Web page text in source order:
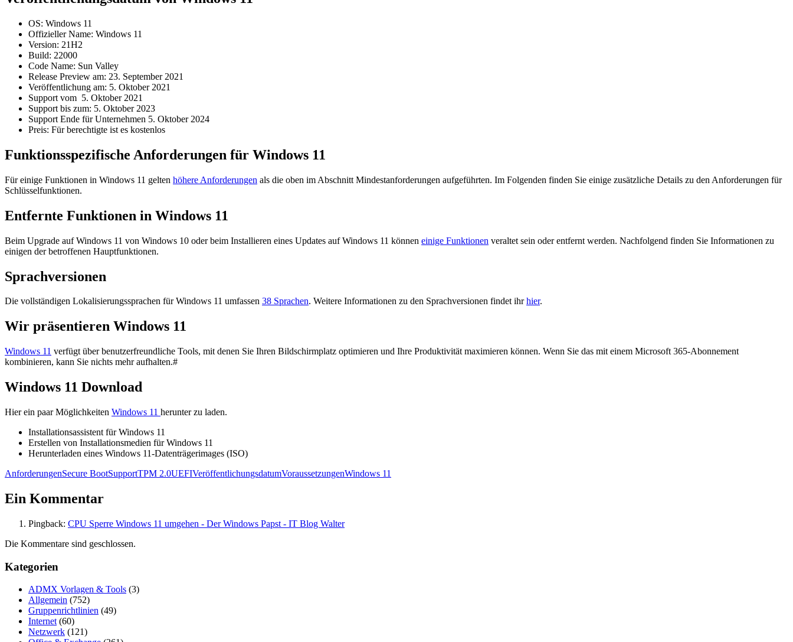
OS: Windows 11
Offizieller Name: Windows 11
Version: 21H2
Build: 22000
Code Name: Sun Valley
Release Preview am: 23. September 2021
Veröffentlichung am: 5. Oktober 2021
Support vom 5. Oktober 2021
Support bis zum: 5. Oktober 2023
Support Ende für Unternehmen 5. Oktober 2024
Preis: Für berechtigte ist es kostenlos
Funktionsspezifische Anforderungen für Windows 11
Für einige Funktionen in Windows 11 gelten höhere Anforderungen als die oben im Abschnitt Mindestanforderungen aufgeführten. Im Folgenden finden Sie einige zusätzliche Details zu den Anforderungen für
Schlüsselfunktionen.
Entfernte Funktionen in Windows 11
Beim Upgrade auf Windows 11 von Windows 10 oder beim Installieren eines Updates auf Windows 11 können einige Funktionen veraltet sein oder entfernt werden. Nachfolgend finden Sie Informationen zu
einigen der betroffenen Hauptfunktionen.
Sprachversionen
Die vollständigen Lokalisierungssprachen für Windows 11 umfassen 38 Sprachen. Weitere Informationen zu den Sprachversionen findet ihrhier.
Wir präsentieren Windows 11
Windows 11 verfügt über benutzerfreundliche Tools, mit denen Sie Ihren Bildschirmplatz optimieren und Ihre Produktivität maximieren können. Wenn Sie das mit einem Microsoft 365-Abonnement
kombinieren, kann Sie nichts mehr aufhalten.#
Windows 11 Download
Hier ein paar Möglichkeiten Windows 11 herunter zu laden.
Installationsassistent für Windows 11
Erstellen von Installationsmedien für Windows 11
Herunterladen eines Windows 11-Datenträgerimages (ISO)
AnforderungenSecure BootSupportTPM 2.0UEFIVeröffentlichungsdatumVoraussetzungenWindows 11
Ein Kommentar
Pingback: CPU Sperre Windows 11 umgehen - Der Windows Papst - IT Blog Walter
Die Kommentare sind geschlossen.
Kategorien
ADMX Vorlagen & Tools (3)
Allgemein (752)
Gruppenrichtlinien (49)
Internet (60)
Netzwerk (121)